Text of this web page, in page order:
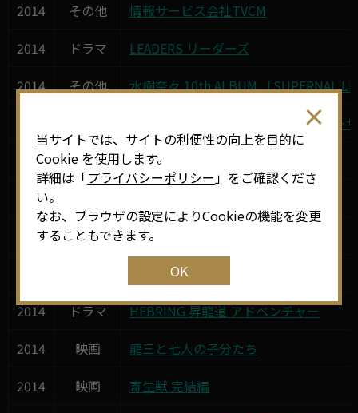
2014
その他
情報サービス会社TVCM
2014
ドラマ
LEADERS リーダーズ
2014
その他
水樹奈々 10th ALBUM 「SUPERNAL
ディズニーの仲間達とドリームクル
2014
映画
MIRACLE デビクロくんの恋と魔法
2014
2014
ドラマ
全力離婚相談
名古屋行き最終列車2015
2014
ドラマ
HEBRING 昇龍道 アドベンチャー
2014
映画
龍三と七人の子分たち
2014
映画
寄生獣 完結編
当サイトでは、サイトの利便性の向上を目的に
Cookie を使用します。
詳細は「プライバシーポリシー」をご確認くださ
い。
なお、ブラウザの設定によりCookieの機能を変更
することもできます。
OK